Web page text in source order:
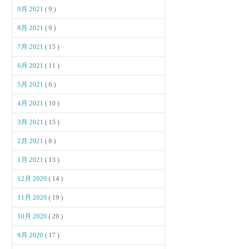
9月 2021( 9 )
8月 2021( 9 )
7月 2021( 15 )
6月 2021( 11 )
5月 2021( 6 )
4月 2021( 10 )
3月 2021( 15 )
2月 2021( 8 )
1月 2021( 13 )
12月 2020( 14 )
11月 2020( 19 )
10月 2020( 20 )
9月 2020( 17 )